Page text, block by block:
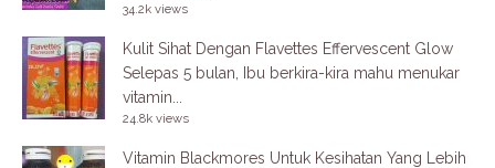
34.2k views
Kulit Sihat Dengan Flavettes Effervescent Glow
Selepas 5 bulan, Ibu berkira-kira mahu menukar
vitamin...
24.8k views
Vitamin Blackmores Untuk Kesihatan Yang Lebih